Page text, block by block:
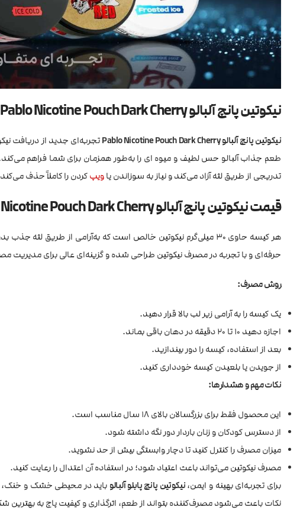
نیکوتین پانچ آلبالو Pablo Nicotine Pouch Dark Cherry
نیکوتین پانچ آلبالو Pablo Nicotine Pouch Dark Cherry
تجربه‌ای جدید از دریافت
طعم جذاب آلبالو حس لطیف و میوه ای را به‌طور همزمان برای شما فراهم
تدریجی از طریق لثه آزاد می‌کند و نیاز به سوزاندن یاویپکردن را کاملاً حذف
قیمت نیکوتین پانچ آلبالو Pablo Nicotine Pouch Dark Cherry
هر کیسه حاوی 30 میلی‌گرم نیکوتین خالص است که به‌آرامی از طریق
حرفه‌ای و با تجربه در مصرف نیکوتین طراحی شده و گزینه‌ای عالی برای مدیریت
روش مصرف:
یک کیسه را به آرامی زیر لب بالا قرار دهید.
اجازه دهید ۱۰ تا ۲۰ دقیقه در دهان باقی بماند.
بعد از استفاده، کیسه را دور بیندازید.
از جویدن یا بلعیدن کیسه خودداری کنید.
نکات مهم و هشدارها:
این محصول فقط برای بزرگسالان بالای 18 سال مناسب است.
از دسترس کودکان و زنان باردار دور نگه داشته شود.
میزان مصرف را کنترل کنید تا دچار وابستگی بیش از حد نشوید.
مصرف نیکوتین می‌تواند باعث اعتیاد شود؛ در استفاده آن اعتدال را رعایت کنید.
برای تجربه‌ای بهینه و ایمن،نیکوتین پانچ پابلو آلبالو باید در محیطی خشک و خنک،
نکات باعث می‌شود مصرف‌کننده بتواند از طعم، اثرگذاری و کیفیت پاچ به بهترین